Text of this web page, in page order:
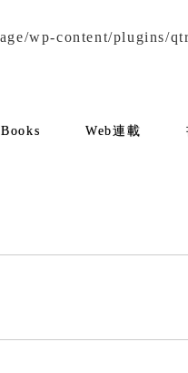
wp-content/plugins/
Books Web連載